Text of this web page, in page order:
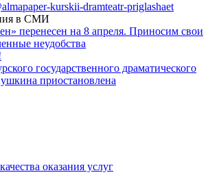
kurskii-dramteatr-priglashaet
в СМИ
перенесен на 8 апреля. Приносим свои
неудобства
государственного драматического
приостановлена
оказания услуг